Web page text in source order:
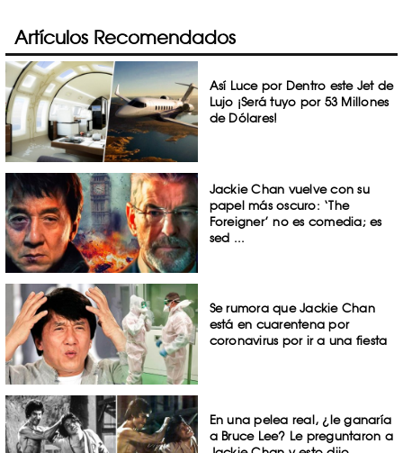
Artículos Recomendados
Así Luce por Dentro este Jet de
Lujo ¡Será tuyo por 53 Millones
de Dólares!
Jackie Chan vuelve con su
papel más oscuro: ‘The
Foreigner’ no es comedia; es
sed ...
Se rumora que Jackie Chan
está en cuarentena por
coronavirus por ir a una fiesta
En una pelea real, ¿le ganaría
a Bruce Lee? Le preguntaron a